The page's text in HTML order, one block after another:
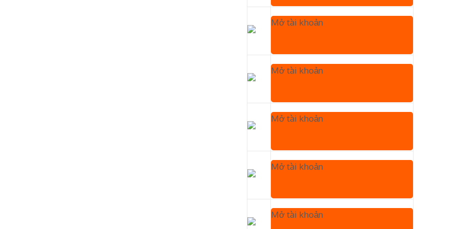
Mở tài khoản
Mở tài khoản
Mở tài khoản
Mở tài khoản
Mở tài khoản